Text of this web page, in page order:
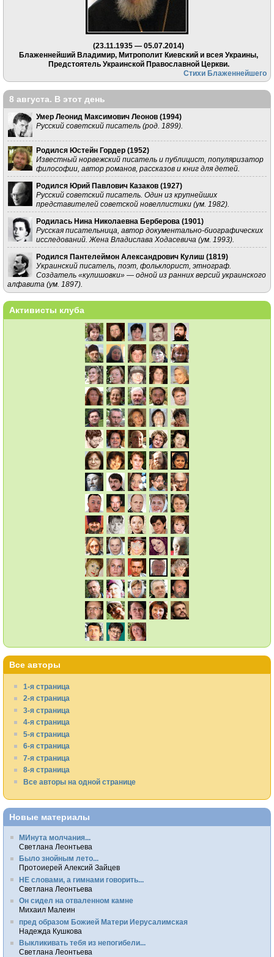
(23.11.1935 — 05.07.2014)
Блаженнейший Владимир, Митрополит Киевский и всея Украины,
Предстоятель Украинской Православной Церкви.
Стихи Блаженнейшего
8 августа. В этот день
Умер Леонид Максимович Леонов (1994)
Русский советский писатель (род. 1899).
Родился Юстейн Гордер (1952)
Известный норвежский писатель и публицист, популяризатор
философии, автор романов, рассказов и книг для детей.
Родился Юрий Павлович Казаков (1927)
Русский советский писатель. Один из крупнейших
представителей советской новеллистики (ум. 1982).
Родилась Нина Николаевна Берберова (1901)
Русская писательница, автор документально-биографических
исследований. Жена Владислава Ходасевича (ум. 1993).
Родился Пантелеймон Александрович Кулиш (1819)
Украинский писатель, поэт, фольклорист, этнограф.
Создатель «кулишовки» — одной из ранних версий украинского
алфавита (ум. 1897).
Активисты клуба
Все авторы
1-я страница
2-я страница
3-я страница
4-я страница
5-я страница
6-я страница
7-я страница
8-я страница
Все авторы на одной странице
Новые материалы
МИнута молчания...
Светлана Леонтьева
Было знойным лето...
Протоиерей Алексий Зайцев
НЕ словами, а гимнами говорить...
Светлана Леонтьева
Он сидел на отваленном камне
Михаил Малеин
пред образом Божией Матери Иерусалимская
Надежда Кушкова
Выкликивать тебя из непогибели...
Светлана Леонтьева